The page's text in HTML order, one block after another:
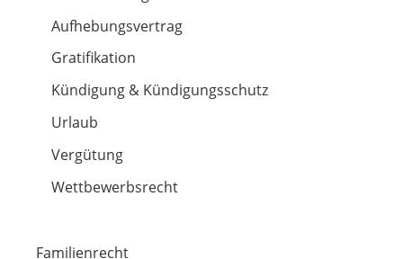
Aufhebungsvertrag
Gratifikation
Kündigung & Kündigungsschutz
Urlaub
Vergütung
Wettbewerbsrecht
Familienrecht